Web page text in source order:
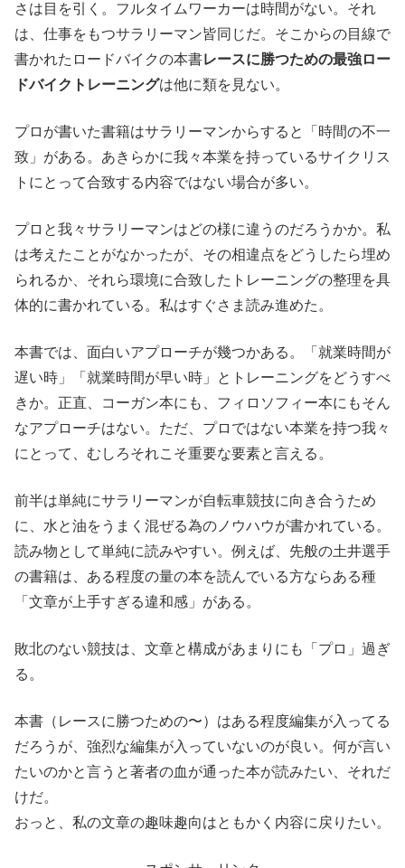
さは目を引く。フルタイムワーカーは時間がない。それ
は、仕事をもつサラリーマン皆同じだ。そこからの目線で
書かれたロードバイクの本書レースに勝つための最強ロー
ドバイクトレーニングは他に類を見ない。
プロが書いた書籍はサラリーマンからすると「時間の不一
致」がある。あきらかに我々本業を持っているサイクリス
トにとって合致する内容ではない場合が多い。
プロと我々サラリーマンはどの様に違うのだろうかか。私
は考えたことがなかったが、その相違点をどうしたら埋め
られるか、それら環境に合致したトレーニングの整理を具
体的に書かれている。私はすぐさま読み進めた。
本書では、面白いアプローチが幾つかある。「就業時間が
遅い時」「就業時間が早い時」とトレーニングをどうすべ
きか。正直、コーガン本にも、フィロソフィー本にもそん
なアプローチはない。ただ、プロではない本業を持つ我々
にとって、むしろそれこそ重要な要素と言える。
前半は単純にサラリーマンが自転車競技に向き合うため
に、水と油をうまく混ぜる為のノウハウが書かれている。
読み物として単純に読みやすい。例えば、先般の土井選手
の書籍は、ある程度の量の本を読んでいる方ならある種
「文章が上手すぎる違和感」がある。
敗北のない競技は、文章と構成があまりにも「プロ」過ぎ
る。
本書（レースに勝つための〜）はある程度編集が入ってる
だろうが、強烈な編集が入っていないのが良い。何が言い
たいのかと言うと著者の血が通った本が読みたい、それだ
けだ。
おっと、私の文章の趣味趣向はともかく内容に戻りたい。